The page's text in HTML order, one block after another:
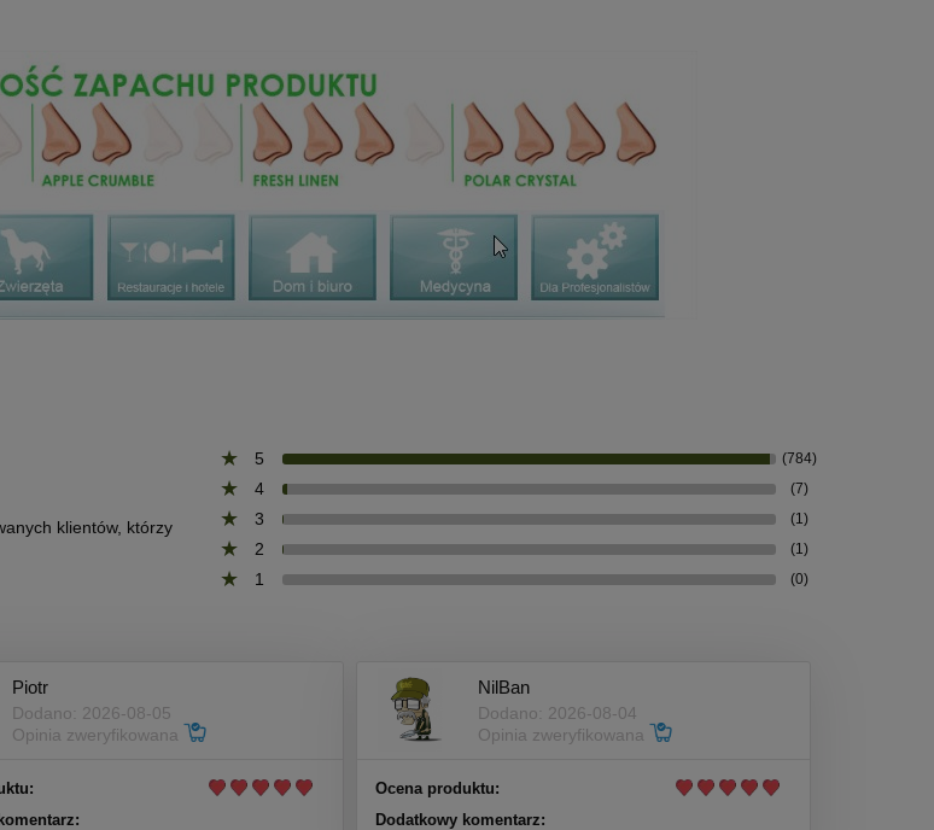
klientów, którzy
5 (784)
4 (7)
3 (1)
2 (1)
1 (0)
Piotr
Dodano: 2026-08-05
Opinia zweryfikowana
NilBan
Dodano: 2026-08-04
Opinia zweryfikowana
Ocena produktu:
Dodatkowy komentarz: